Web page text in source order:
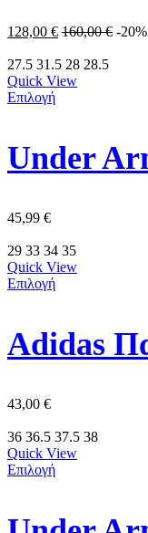
128,00 € 160,00€ -20%
27.5 31.5 28 28.5
Quick View
Επιλογή
45,99 €
29 33 34 35
Quick View
Επιλογή
43,00 €
36 36.5 37.5 38
Quick View
Επιλογή